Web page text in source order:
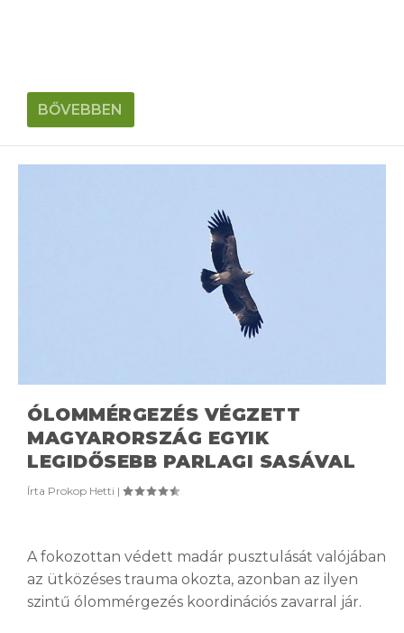
BŐVEBBEN
ÓLOMMÉRGEZÉS VÉGZETT
MAGYARORSZÁG EGYIK
LEGIDŐSEBB PARLAGI SASÁVAL
Írta Prokop Hetti |
A fokozottan védett madár pusztulását valójában
az ütközéses trauma okozta, azonban az ilyen
szintű ólommérgezés koordinációs zavarral jár.